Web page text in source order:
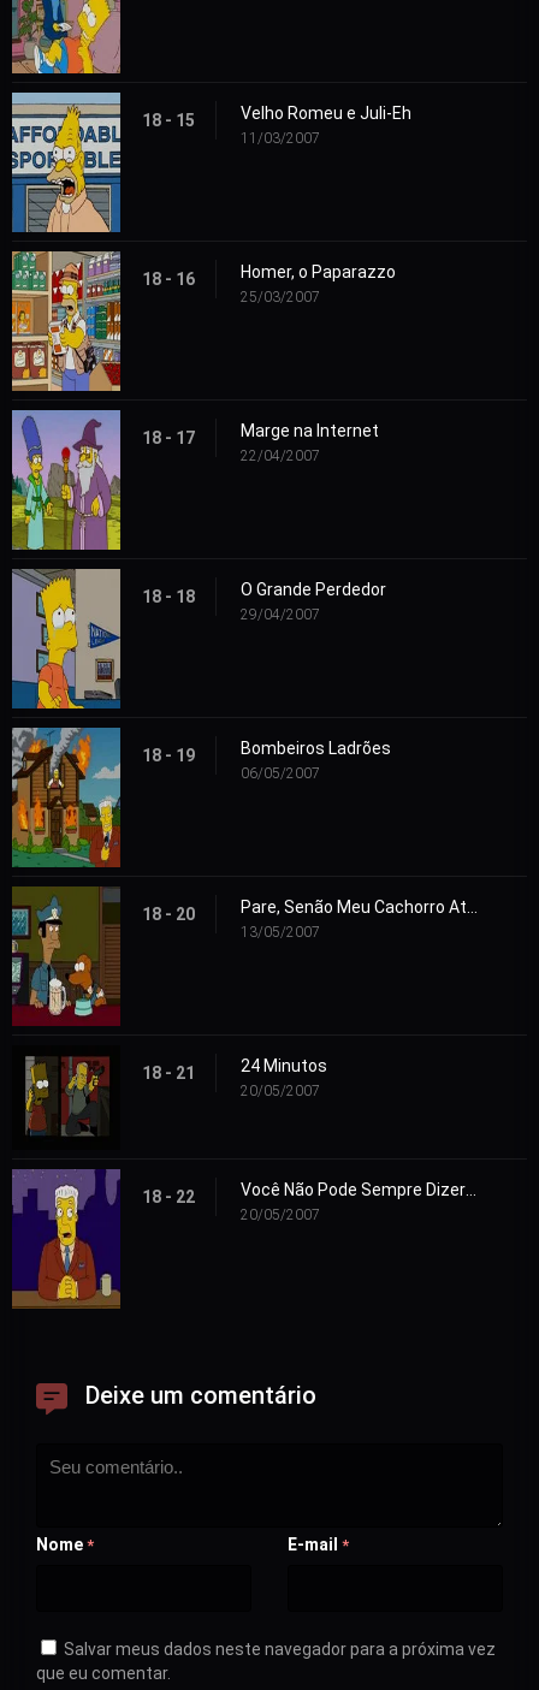
18 - 15 Velho Romeu e Juli-Eh
11/03/2007
18 - 16 Homer, o Paparazzo
25/03/2007
18 - 17 Marge na Internet
22/04/2007
18 - 18 O Grande Perdedor
29/04/2007
18 - 19 Bombeiros Ladrões
06/05/2007
18 - 20
13/05/2007
18 - 21 24 Minutos
20/05/2007
18 - 22
20/05/2007
Deixe um comentário
Nome * E-mail *
Salvar meus dados neste navegador para a próxima vez
que eu comentar.